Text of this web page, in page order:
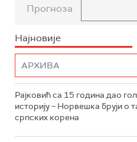
Прогноза
Најновије
Рајковић са 15 година дао
историју – Норвешка бруји о
српских корена